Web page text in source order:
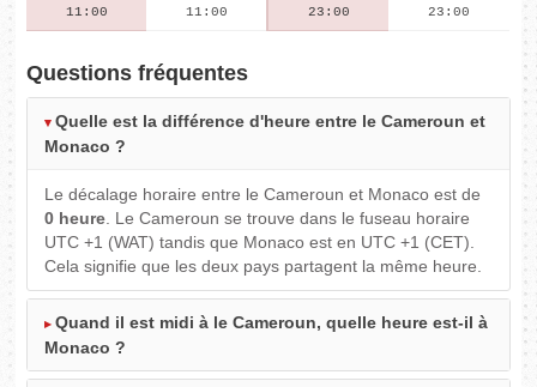
11:00 11:00 23:00 23:00
Questions fréquentes
Quelle est la différence d'heure entre le Cameroun et
Monaco ?
Le décalage horaire entre le Cameroun et Monaco est de
0 heure. Le Cameroun se trouve dans le fuseau horaire
UTC +1 (WAT) tandis que Monaco est en UTC +1 (CET).
Cela signifie que les deux pays partagent la même heure.
Quand il est midi à le Cameroun, quelle heure est-il à
Monaco ?